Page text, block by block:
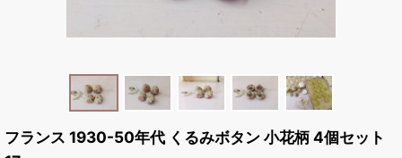
フランス 1930-50年代 くるみボタン 小花柄 4個セット